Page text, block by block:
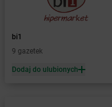
Baborów
Baboszewo
Żabka
Żabka Bądkowo
Żabka Bąków
bi1
9 gazetek
Dodaj do ulubionych